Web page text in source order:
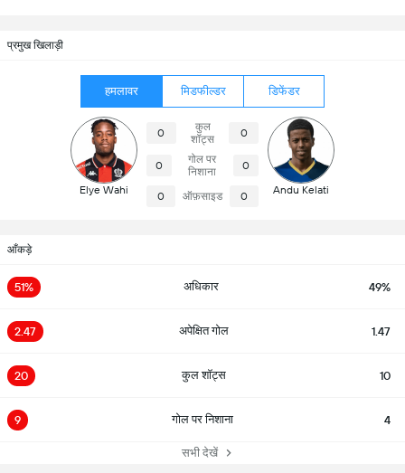
प्रमुख खिलाड़ी
हमलावर मिडफील्डर डिफेंडर
Elye Wahi
0
कुल
शॉट्स
0
0
गोल पर
निशाना
0
0 ऑफ़साइड 0 Andu Kelati
आँकड़े
51% अधिकार 49%
2.47 अपेक्षित गोल 1.47
20 कुल शॉट्स 10
9 गोल पर निशाना 4
सभी देखें